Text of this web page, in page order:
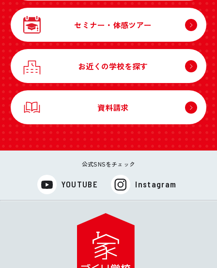
セミナー・体感ツアー
お近くの学校を探す
資料請求
公式SNSをチェック
YOUTUBE Instagram